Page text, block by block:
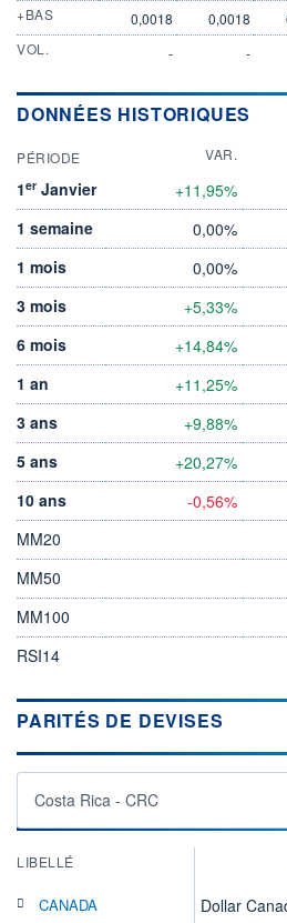
+BAS
0,0018 0,0018
VOL.
- -
DONNÉES HISTORIQUES
PÉRIODE VAR.
1er Janvier +11,95%
1 semaine
0,00%
1 mois
0,00%
3 mois
+5,33%
6 mois
+14,84%
1 an
+11,25%
3 ans
+9,88%
5 ans
+20,27%
10 ans
-0,56%
MM20
MM50
MM100
RSI14
PARITÉS DE DEVISES
Costa Rica - CRC
LIBELLÉ
CANADA Dollar